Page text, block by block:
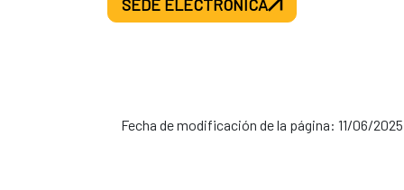
SEDE ELECTRÓNICA
Fecha de modificación de la página: 11/06/2025